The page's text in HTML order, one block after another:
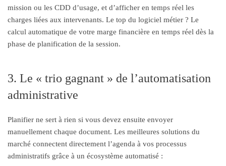
mission ou les CDD d’usage, et d’afficher en temps réel les
charges liées aux intervenants. Le top du logiciel métier ? Le
calcul automatique de votre marge financière en temps réel dès la
phase de planification de la session.
3. Le « trio gagnant » de l’automatisation
administrative
Planifier ne sert à rien si vous devez ensuite envoyer
manuellement chaque document. Les meilleures solutions du
marché connectent directement l’agenda à vos processus
administratifs grâce à un écosystème automatisé :